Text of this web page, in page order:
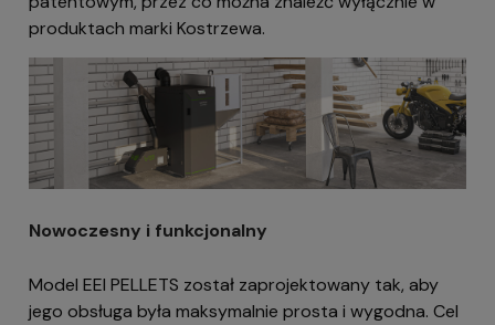
produktach marki Kostrzewa.
Nowoczesny i funkcjonalny
Model EEI PELLETS został zaprojektowany tak, aby
jego obsługa była maksymalnie prosta i wygodna. Cel